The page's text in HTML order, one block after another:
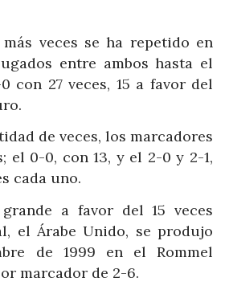
veces se ha repetido en
entre ambos hasta el
con 27 veces, 15 a favor del
de veces, los marcadores
el 0-0, con 13, y el 2-0 y 2-1,
cada uno.
a favor del 15 veces
el Árabe Unido, se produjo
de 1999 en el Rommel
marcador de 2-6.